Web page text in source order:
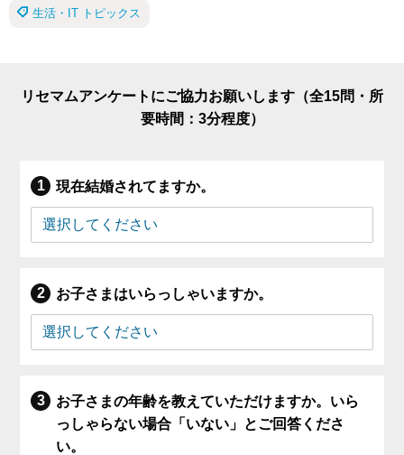
生活・IT トピックス
リセマムアンケートにご協力お願いします（全15問・所
要時間：3分程度）
現在結婚されてますか。
お子さまはいらっしゃいますか。
お子さまの年齢を教えていただけますか。いら
っしゃらない場合「いない」とご回答くださ
い。